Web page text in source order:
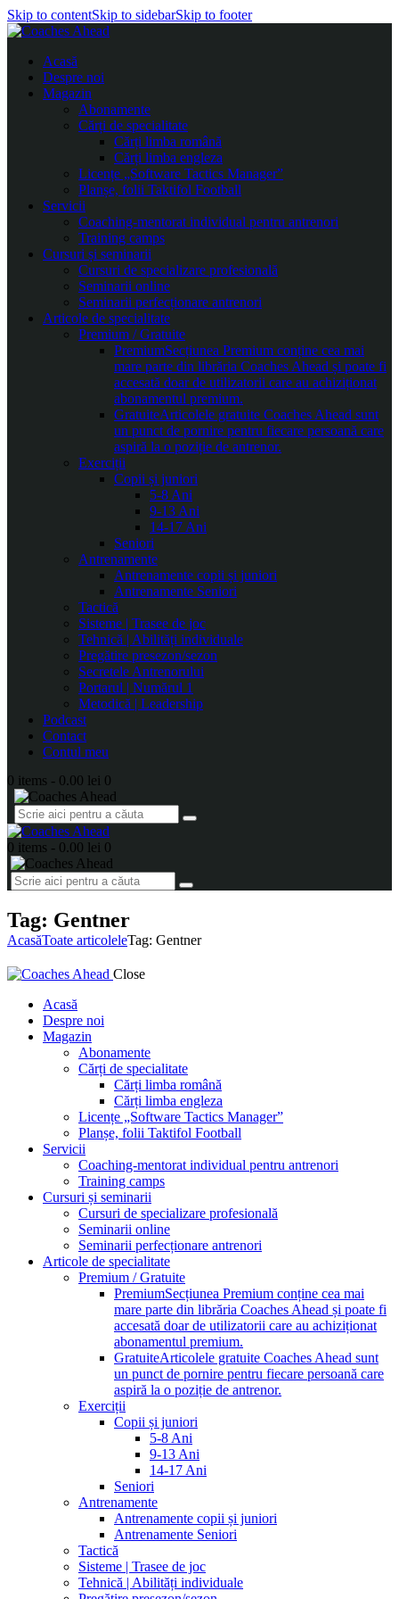
Skip to contentSkip to sidebarSkip to footer
Acasă
Despre noi
Magazin
Abonamente
Cărți de specialitate
Cărți limba română
Cărți limba engleza
Licențe „Software Tactics Manager”
Planșe, folii Taktifol Football
Servicii
Coaching-mentorat individual pentru antrenori
Training camps
Cursuri și seminarii
Cursuri de specializare profesională
Seminarii online
Seminarii perfecționare antrenori
Articole de specialitate
Premium / Gratuite
PremiumSecțiunea Premium conține cea mai
mare parte din librăria Coaches Ahead și poate fi
accesată doar de utilizatorii care au achiziționat
abonamentul premium.
GratuiteArticolele gratuite Coaches Ahead sunt
un punct de pornire pentru fiecare persoană care
aspiră la o poziție de antrenor.
Exerciții
Copii și juniori
5-8 Ani
9-13 Ani
14-17 Ani
Seniori
Antrenamente
Antrenamente copii și juniori
Antrenamente Seniori
Tactică
Sisteme | Trasee de joc
Tehnică | Abilități individuale
Pregătire presezon/sezon
Secretele Antrenorului
Portarul | Numărul 1
Metodică | Leadership
Podcast
Contact
Contul meu
0 items - 0.00 lei 0
0 items - 0.00 lei 0
Tag: Gentner
AcasăToate articoleleTag: Gentner
Close
Acasă
Despre noi
Magazin
Abonamente
Cărți de specialitate
Cărți limba română
Cărți limba engleza
Licențe „Software Tactics Manager”
Planșe, folii Taktifol Football
Servicii
Coaching-mentorat individual pentru antrenori
Training camps
Cursuri și seminarii
Cursuri de specializare profesională
Seminarii online
Seminarii perfecționare antrenori
Articole de specialitate
Premium / Gratuite
PremiumSecțiunea Premium conține cea mai
mare parte din librăria Coaches Ahead și poate fi
accesată doar de utilizatorii care au achiziționat
abonamentul premium.
GratuiteArticolele gratuite Coaches Ahead sunt
un punct de pornire pentru fiecare persoană care
aspiră la o poziție de antrenor.
Exerciții
Copii și juniori
5-8 Ani
9-13 Ani
14-17 Ani
Seniori
Antrenamente
Antrenamente copii și juniori
Antrenamente Seniori
Tactică
Sisteme | Trasee de joc
Tehnică | Abilități individuale